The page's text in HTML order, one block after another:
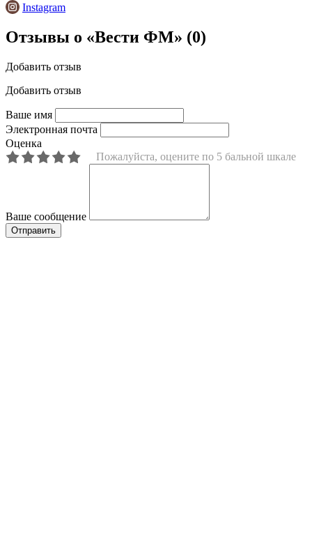
Instagram
Отзывы о «Вести ФМ» (0)
Добавить отзыв
Добавить отзыв
Ваше имя
Электронная почта
Оценка
Пожалуйста, оцените по 5 бальной шкале
Ваше сообщение